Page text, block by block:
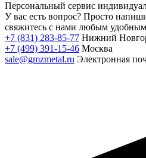
Персональный сервис
У вас есть вопрос? Просто
свяжитесь с нами любым
+7 (831) 283-85-77 Нижний
+7 (499) 391-15-46 Москва
sale@gmzmetal.ru Электронная